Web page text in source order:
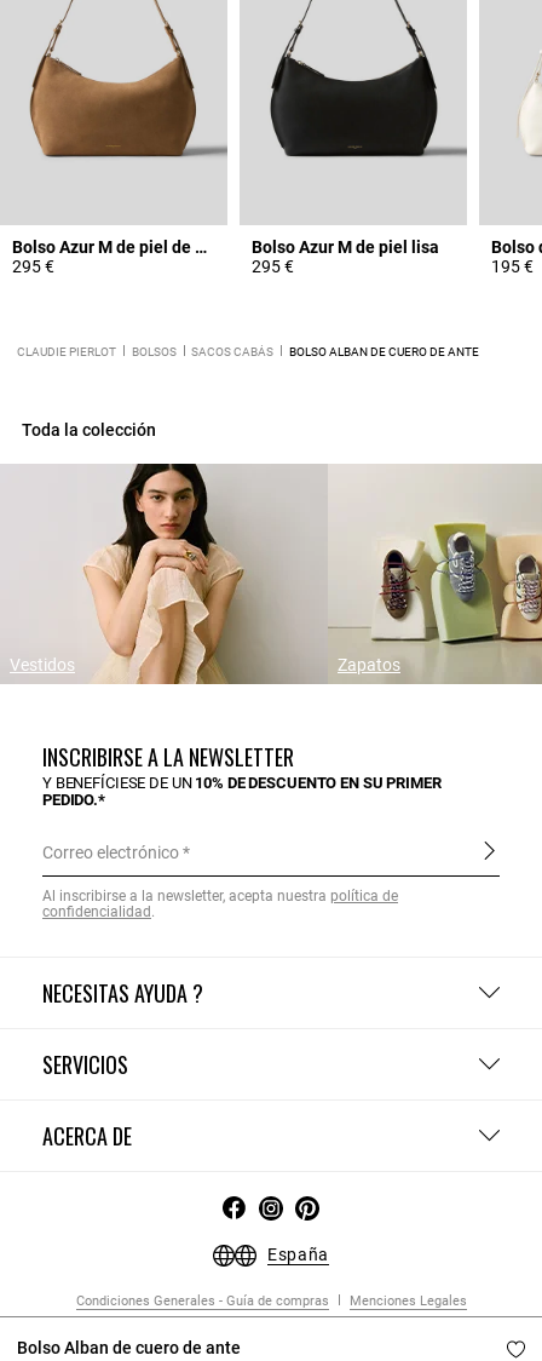
Bolso Alban de cuero de ante
Bolso Azur M de piel de ante
295 €
Bolso Azur M de piel lisa
295 €
Bolso
195 €
CLAUDIE PIERLOT BOLSOS SACOS CABÁS BOLSO ALBAN DE CUERO DE ANTE
Toda la colección
Vestidos Zapatos
NECESITAS AYUDA ?
SERVICIOS
ACERCA DE
INSCRIBIRSE A LA NEWSLETTER
Y BENEFÍCIESE DE UN 10% DE DESCUENTO EN SU PRIMER
PEDIDO.*
Correo electrónico
Al inscribirse a la newsletter, acepta nuestra política de
confidencialidad.
España
Condiciones Generales - Guía de compras
Menciones Legales
Política de Confidencialidad
Política de Cookies
Configurar las cookies